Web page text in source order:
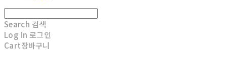
Search 검색
Log In 로그인
Cart장바구니